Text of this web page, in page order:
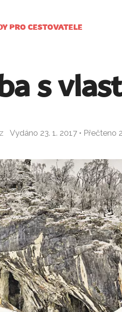
PRO CESTOVATELE
s
Vydáno 23. 1. 2017 • Přečteno